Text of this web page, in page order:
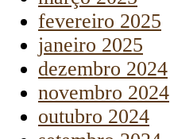
fevereiro 2025
janeiro 2025
dezembro 2024
novembro 2024
outubro 2024